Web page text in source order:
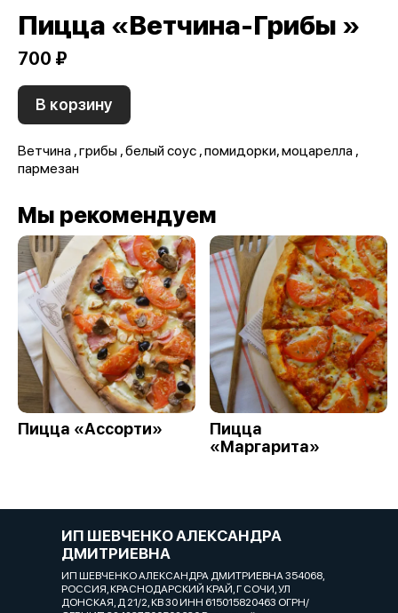
Пицца «Ветчина-Грибы »
700 ₽
В корзину
Ветчина , грибы , белый соус , помидорки, моцарелла ,
пармезан
Мы рекомендуем
Пицца «Ассорти»
Пицца
«Маргарита»
ИП ШЕВЧЕНКО АЛЕКСАНДРА
ДМИТРИЕВНА
ИП ШЕВЧЕНКО АЛЕКСАНДРА ДМИТРИЕВНА 354068,
РОССИЯ, КРАСНОДАРСКИЙ КРАЙ, Г СОЧИ, УЛ
ДОНСКАЯ, Д 21/2, КВ 30 ИНН 615015820463 ОГРН/